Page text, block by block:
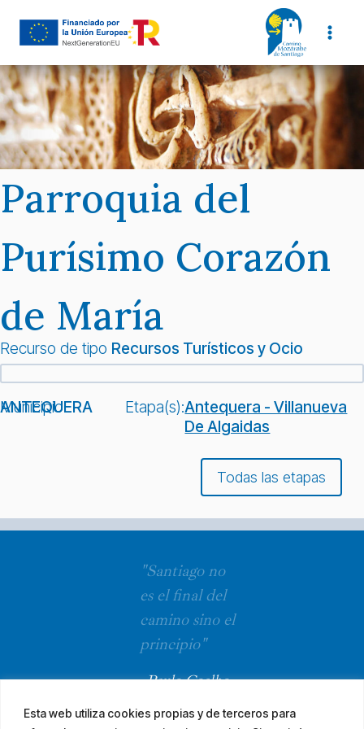
Esta web utiliza cookies propias y de terceros para
Parroquia del
Purísimo Corazón
de María
Recurso de tipo Recursos Turísticos y Ocio
Municipio:
ANTEQUERA Etapa(s):Antequera - Villanueva
De Algaidas
Todas las etapas
"Santiago no
es el final del
camino sino el
principio"
Paulo Coelho